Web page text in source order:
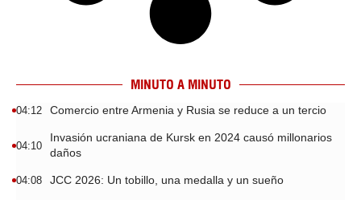
MINUTO A MINUTO
04:12 Comercio entre Armenia y Rusia se reduce a un tercio
04:10
Invasión ucraniana de Kursk en 2024 causó millonarios
daños
04:08 JCC 2026: Un tobillo, una medalla y un sueño